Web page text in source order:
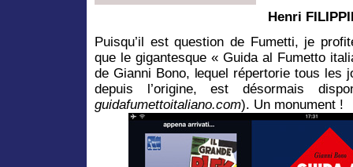
Henri
Puisqu’il est question de Fumetti, je
que le gigantesque « Guida al Fumetto
de Gianni Bono, lequel répertorie tous les
depuis l’origine, est désormais
guidafumettoitaliano.com). Un monument !